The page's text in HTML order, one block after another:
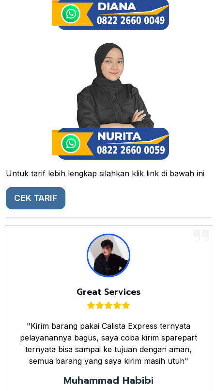
Untuk tarif lebih lengkap silahkan klik link di bawah ini
CEK TARIF
Great Services
"Kirim barang pakai Calista Express ternyata
pelayanannya bagus, saya coba kirim sparepart
ternyata bisa sampai ke tujuan dengan aman,
semua barang yang saya kirim masih utuh"
Muhammad Habibi